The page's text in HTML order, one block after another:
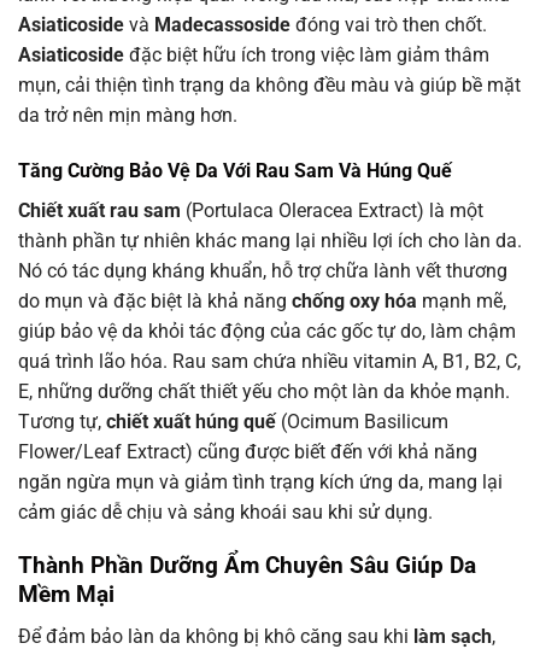
Asiaticoside và Madecassoside đóng vai trò then chốt.
Asiaticoside đặc biệt hữu ích trong việc làm giảm thâm
mụn, cải thiện tình trạng da không đều màu và giúp bề mặt
da trở nên mịn màng hơn.
Tăng Cường Bảo Vệ Da Với Rau Sam Và Húng Quế
Chiết xuất rau sam (Portulaca Oleracea Extract) là một
thành phần tự nhiên khác mang lại nhiều lợi ích cho làn da.
Nó có tác dụng kháng khuẩn, hỗ trợ chữa lành vết thương
do mụn và đặc biệt là khả năng chống oxy hóa mạnh mẽ,
giúp bảo vệ da khỏi tác động của các gốc tự do, làm chậm
quá trình lão hóa. Rau sam chứa nhiều vitamin A, B1, B2, C,
E, những dưỡng chất thiết yếu cho một làn da khỏe mạnh.
Tương tự, chiết xuất húng quế(Ocimum Basilicum
Flower/Leaf Extract) cũng được biết đến với khả năng
ngăn ngừa mụn và giảm tình trạng kích ứng da, mang lại
cảm giác dễ chịu và sảng khoái sau khi sử dụng.
Thành Phần Dưỡng Ẩm Chuyên Sâu Giúp Da
Mềm Mại
Để đảm bảo làn da không bị khô căng sau khi làm sạch,